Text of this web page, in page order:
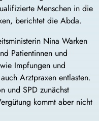
Menschen in die
berichtet die Abda.
Nina Warken
Patientinnen und
Impfungen und
Arztpraxen entlasten.
und SPD zunächst
kommt aber nicht